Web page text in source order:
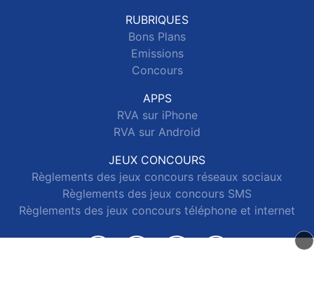
RUBRIQUES
Bons Plans
Emissions
Concours
APPS
RVA sur iPhone
RVA sur Android
JEUX CONCOURS
Règlements des jeux concours réseaux sociaux
Règlements des jeux concours SMS
Règlements des jeux concours téléphone et internet